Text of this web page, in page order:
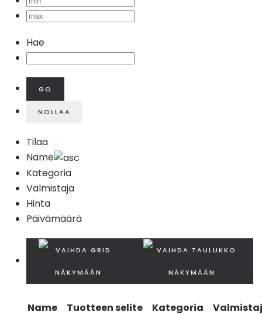
Hae
Tilaa
Name
Kategoria
Valmistaja
Hinta
Päivämäärä
Name Tuotteen selite Kategoria